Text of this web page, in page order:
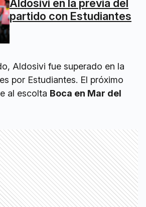
Aldosivi en la previa del
partido con Estudiantes
Aldosivi fue superado en la
por Estudiantes. El próximo
al escolta Boca en Mar del